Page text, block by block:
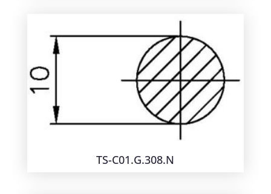
TS-C01.G.308.N